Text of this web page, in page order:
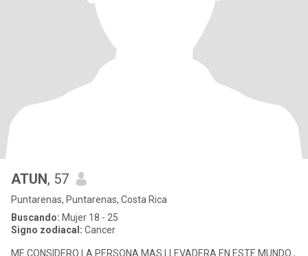
ATUN, 57
Puntarenas, Puntarenas, Costa Rica
Buscando: Mujer 18 - 25
Signo zodiacal: Cancer
ME CONSIDERO LA PERSONA MAS LLEVADERA EN ESTE MUNDO ,